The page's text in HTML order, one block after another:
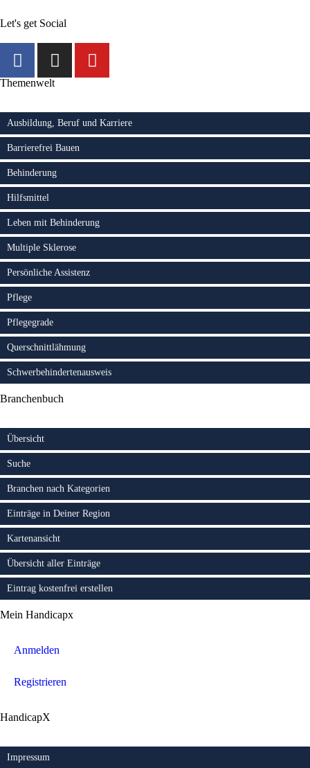
Let's get Social
Themenwelt
Ausbildung, Beruf und Karriere
Barrierefrei Bauen
Behinderung
Hilfsmittel
Leben mit Behinderung
Multiple Sklerose
Persönliche Assistenz
Pflege
Pflegegrade
Querschnittlähmung
Schwerbehindertenausweis
Branchenbuch
Übersicht
Suche
Branchen nach Kategorien
Einträge in Deiner Region
Kartenansicht
Übersicht aller Einträge
Eintrag kostenfrei erstellen
Mein Handicapx
Anmelden
Registrieren
HandicapX
Impressum